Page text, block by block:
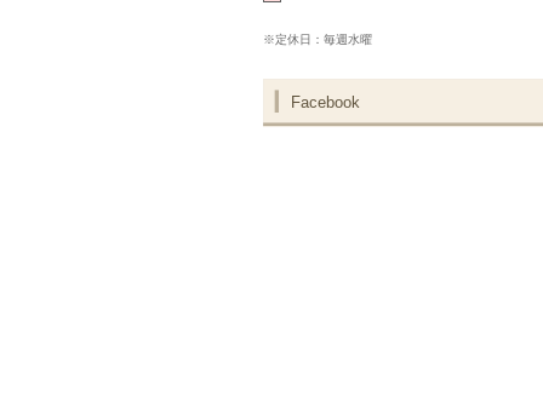
※定休日：毎週水曜
Facebook